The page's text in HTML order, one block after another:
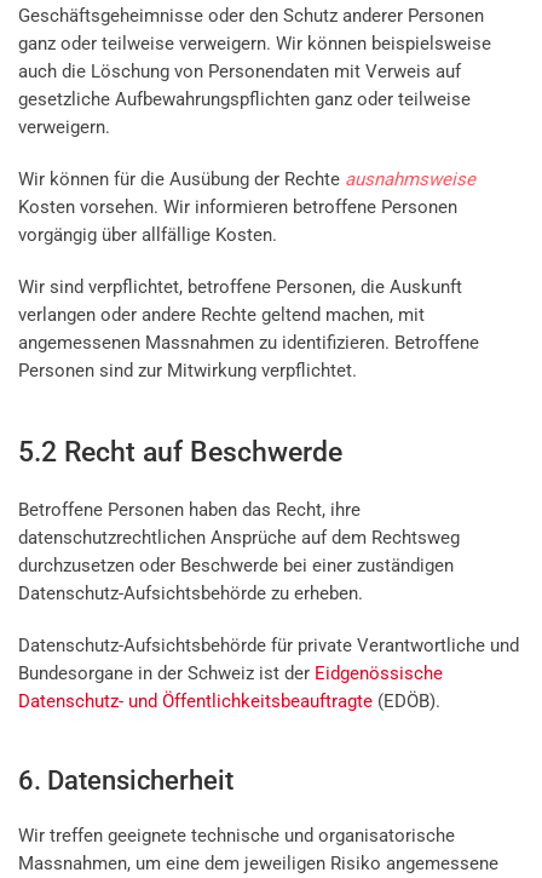
Geschäftsgeheimnisse oder den Schutz anderer Personen
ganz oder teilweise verweigern. Wir können beispielsweise
auch die Löschung von Personendaten mit Verweis auf
gesetzliche Aufbewahrungspflichten ganz oder teilweise
verweigern.
Wir können für die Ausübung der Rechte ausnahmsweise
Kosten vorsehen. Wir informieren betroffene Personen
vorgängig über allfällige Kosten.
Wir sind verpflichtet, betroffene Personen, die Auskunft
verlangen oder andere Rechte geltend machen, mit
angemessenen Massnahmen zu identifizieren. Betroffene
Personen sind zur Mitwirkung verpflichtet.
5.2 Recht auf Beschwerde
Betroffene Personen haben das Recht, ihre
datenschutzrechtlichen Ansprüche auf dem Rechtsweg
durchzusetzen oder Beschwerde bei einer zuständigen
Datenschutz-Aufsichtsbehörde zu erheben.
Datenschutz-Aufsichtsbehörde für private Verantwortliche und
Bundesorgane in der Schweiz ist der Eidgenössische
Datenschutz- und Öffentlichkeitsbeauftragte (EDÖB).
6. Datensicherheit
Wir treffen geeignete technische und organisatorische
Massnahmen, um eine dem jeweiligen Risiko angemessene